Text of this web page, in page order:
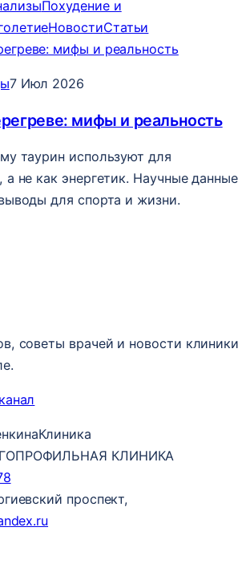
Похудение и
НовостиСтатьи
7 Июл 2026
мифы и реальность
таурин используют для
а не как энергетик. Научные данные
для спорта и жизни.
советы врачей и новости клиники
Клиника
КЛИНИКА
проспект,